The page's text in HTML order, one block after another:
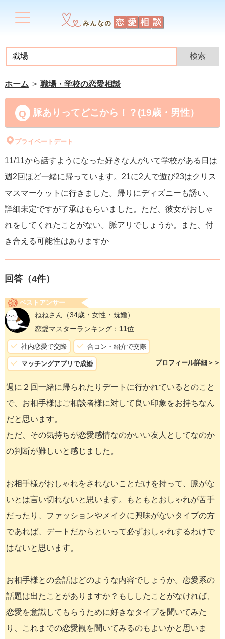
ホーム 職場・学校の恋愛相談
脈ありってどこから！？(19歳・男性）
プライベートデート
11/11から話すようになった好きな人がいて学校がある日は
週2回ほど一緒に帰っています。21に2人で遊び23はクリス
マスマーケットに行きました。帰りにディズニーも誘い、
詳細未定ですが了承はもらいました。ただ、彼女がおしゃ
れをしてくれたことがない。脈アリでしょうか。また、付
き合える可能性はありますか
回答（4件）
ベストアンサー
ねねさん （34歳・女性・既婚）
恋愛マスターランキング： 11位
社内恋愛で交際 合コン・紹介で交際
マッチングアプリで成婚 プロフィール詳細＞＞
週に２回一緒に帰られたりデートに行かれているとのこと
で、お相手様はご相談者様に対して良い印象をお持ちなん
だと思います。
ただ、その気持ちが恋愛感情なのかいい友人としてなのか
の判断が難しいと感じました。
お相手様がおしゃれをされないことだけを持って、脈がな
いとは言い切れないと思います。もともとおしゃれが苦手
だったり、ファッションやメイクに興味がないタイプの方
であれば、デートだからといって必ずおしゃれするわけで
はないと思います。
お相手様との会話はどのような内容でしょうか。恋愛系の
話題は出たことがありますか？もししたことがなければ、
恋愛を意識してもらうために好きなタイプを聞いてみた
り、これまでの恋愛観を聞いてみるのもよいかと思いま